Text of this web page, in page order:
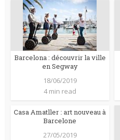
Barcelona : découvrir la ville
en Segway
18/06/2019
4 min read
Casa Amatller : art nouveau à
Barcelone
27/05/2019